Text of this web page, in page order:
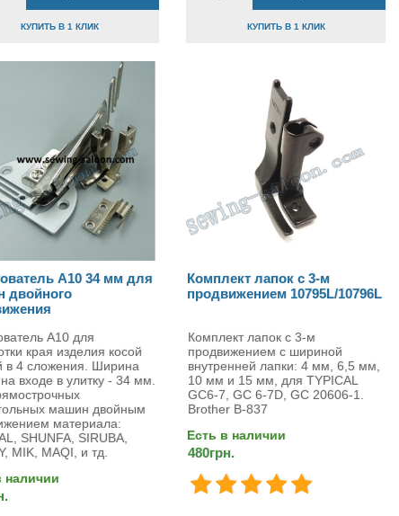
КУПИТЬ В 1 КЛИК КУПИТЬ В 1 КЛИК
А10 34 мм для
двойного
А10 для
края изделия косой
в 4 сложения. Ширина
входе в улитку - 34 мм.
машин двойным
материала:
SHUNFA, SIRUBA,
MIK, MAQI, и тд.
наличии
Комплект лапок с 3-м
продвижением 10795L/10796L
Комплект лапок с 3-м
продвижением с шириной
внутренней лапки: 4 мм, 6,5 мм,
10 мм и 15 мм, для TYPICAL
GC6-7, GC 6-7D, GC 20606-1.
Вrother B-837
Есть в наличии
480грн.